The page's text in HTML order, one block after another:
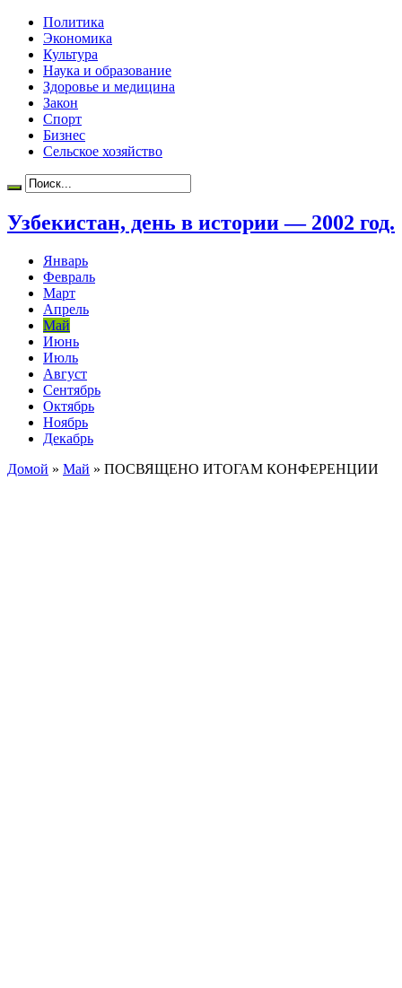
Политика
Экономика
Культура
Наука и образование
Здоровье и медицина
Закон
Спорт
Бизнес
Сельское хозяйство
Узбекистан, день в истории — 2002 год.
Январь
Февраль
Март
Апрель
Май
Июнь
Июль
Август
Сентябрь
Октябрь
Ноябрь
Декабрь
Домой » Май » ПОСВЯЩЕНО ИТОГАМ КОНФЕРЕНЦИИ